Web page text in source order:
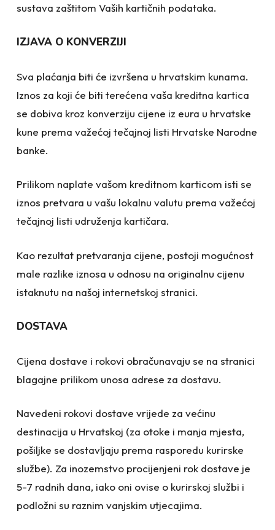
sustava zaštitom Vaših kartičnih podataka.
IZJAVA O KONVERZIJI
Sva plaćanja biti će izvršena u hrvatskim kunama.
Iznos za koji će biti terećena vaša kreditna kartica
se dobiva kroz konverziju cijene iz eura u hrvatske
kune prema važećoj tečajnoj listi Hrvatske Narodne
banke.
Prilikom naplate vašom kreditnom karticom isti se
iznos pretvara u vašu lokalnu valutu prema važećoj
tečajnoj listi udruženja kartičara.
Kao rezultat pretvaranja cijene, postoji mogućnost
male razlike iznosa u odnosu na originalnu cijenu
istaknutu na našoj internetskoj stranici.
DOSTAVA
Cijena dostave i rokovi obračunavaju se na stranici
blagajne prilikom unosa adrese za dostavu.
Navedeni rokovi dostave vrijede za većinu
destinacija u Hrvatskoj (za otoke i manja mjesta,
pošiljke se dostavljaju prema rasporedu kurirske
službe). Za inozemstvo procijenjeni rok dostave je
5-7 radnih dana, iako oni ovise o kurirskoj službi i
podložni su raznim vanjskim utjecajima.